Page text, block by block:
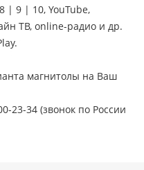
| 9 | 10, YouTube,
ТВ, online-радио и др.
магнитолы на Ваш
23-34 (звонок по России